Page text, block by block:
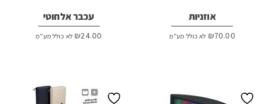
אוזניות
₪70.00 לא כולל מע"מ
עכבר אלחוטי
₪24.00 לא כולל מע"מ